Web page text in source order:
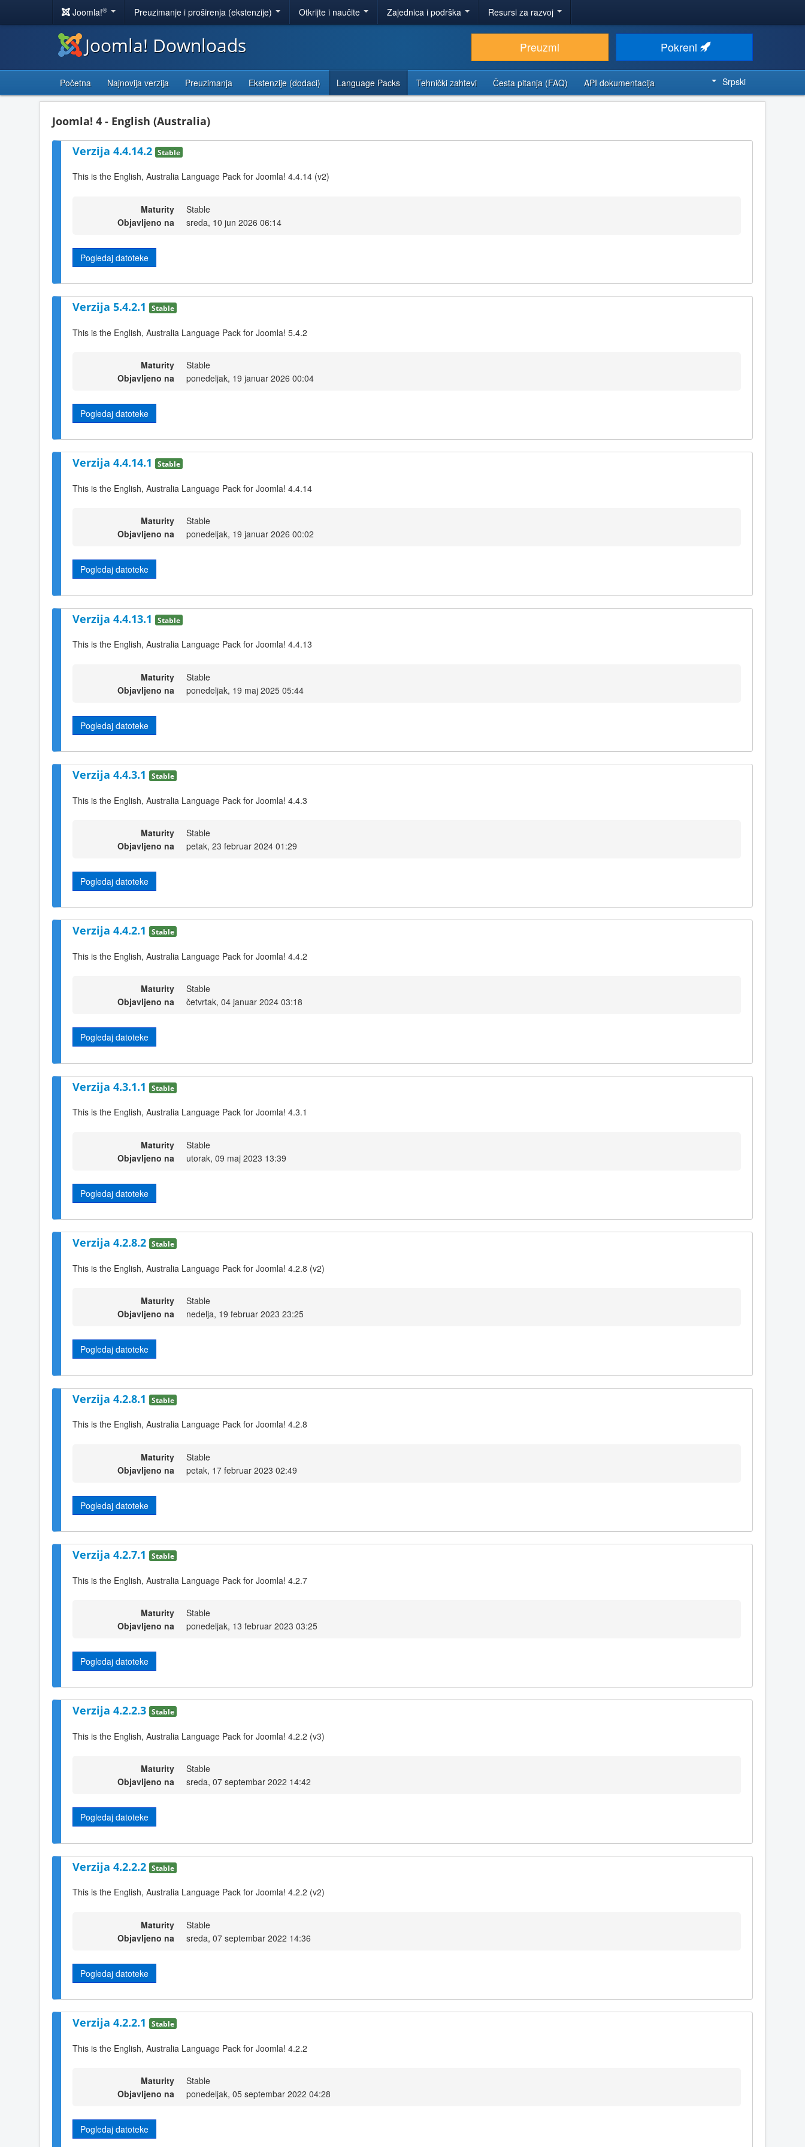
Joomla!® Preuzimanje i proširenja (ekstenzije) Otkrijte i naučite Zajednica i podrška Resursi za razvoj
Joomla! Downloads Preuzmi Pokreni
Početna Najnovija verzija Preuzimanja Ekstenzije (dodaci) Language Packs Tehnički zahtevi Česta pitanja (FAQ) API dokumentacija Srpski
Joomla! 4 - English (Australia)
Verzija 4.4.14.2 Stable
This is the English, Australia Language Pack for Joomla! 4.4.14 (v2)
Maturity
Stable
Objavljeno na
sreda, 10 jun 2026 06:14
Pogledaj datoteke
Verzija 5.4.2.1 Stable
This is the English, Australia Language Pack for Joomla! 5.4.2
Maturity
Stable
Objavljeno na
ponedeljak, 19 januar 2026 00:04
Pogledaj datoteke
Verzija 4.4.14.1 Stable
This is the English, Australia Language Pack for Joomla! 4.4.14
Maturity
Stable
Objavljeno na
ponedeljak, 19 januar 2026 00:02
Pogledaj datoteke
Verzija 4.4.13.1 Stable
This is the English, Australia Language Pack for Joomla! 4.4.13
Maturity
Stable
Objavljeno na
ponedeljak, 19 maj 2025 05:44
Pogledaj datoteke
Verzija 4.4.3.1 Stable
This is the English, Australia Language Pack for Joomla! 4.4.3
Maturity
Stable
Objavljeno na
petak, 23 februar 2024 01:29
Pogledaj datoteke
Verzija 4.4.2.1 Stable
This is the English, Australia Language Pack for Joomla! 4.4.2
Maturity
Stable
Objavljeno na
četvrtak, 04 januar 2024 03:18
Pogledaj datoteke
Verzija 4.3.1.1 Stable
This is the English, Australia Language Pack for Joomla! 4.3.1
Maturity
Stable
Objavljeno na
utorak, 09 maj 2023 13:39
Pogledaj datoteke
Verzija 4.2.8.2 Stable
This is the English, Australia Language Pack for Joomla! 4.2.8 (v2)
Maturity
Stable
Objavljeno na
nedelja, 19 februar 2023 23:25
Pogledaj datoteke
Verzija 4.2.8.1 Stable
This is the English, Australia Language Pack for Joomla! 4.2.8
Maturity
Stable
Objavljeno na
petak, 17 februar 2023 02:49
Pogledaj datoteke
Verzija 4.2.7.1 Stable
This is the English, Australia Language Pack for Joomla! 4.2.7
Maturity
Stable
Objavljeno na
ponedeljak, 13 februar 2023 03:25
Pogledaj datoteke
Verzija 4.2.2.3 Stable
This is the English, Australia Language Pack for Joomla! 4.2.2 (v3)
Maturity
Stable
Objavljeno na
sreda, 07 septembar 2022 14:42
Pogledaj datoteke
Verzija 4.2.2.2 Stable
This is the English, Australia Language Pack for Joomla! 4.2.2 (v2)
Maturity
Stable
Objavljeno na
sreda, 07 septembar 2022 14:36
Pogledaj datoteke
Verzija 4.2.2.1 Stable
This is the English, Australia Language Pack for Joomla! 4.2.2
Maturity
Stable
Objavljeno na
ponedeljak, 05 septembar 2022 04:28
Pogledaj datoteke